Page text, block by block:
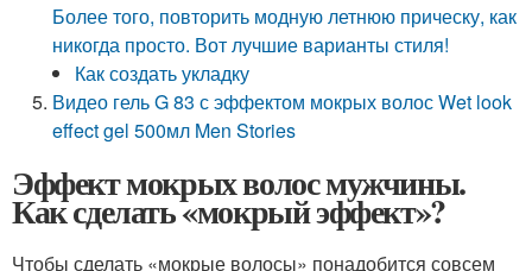
Более того, повторить модную летнюю прическу, как
никогда просто. Вот лучшие варианты стиля!
Как создать укладку
Видео гель G 83 с эффектом мокрых волос Wet look
effect gel 500мл Men Stories
Эффект мокрых волос мужчины.
Как сделать «мокрый эффект»?
Чтобы сделать «мокрые волосы» понадобится совсем